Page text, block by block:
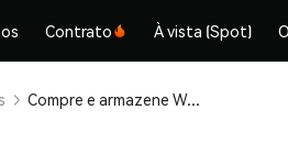
Contrato À vista (Spot)
Compre e armazene Wrapped Walmart xStock (WWMTX) com segurança